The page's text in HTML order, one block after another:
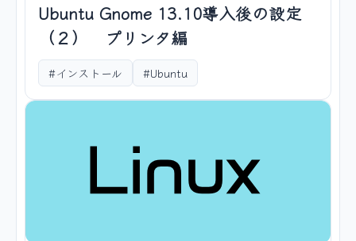
Ubuntu Gnome 13.10導入後の設定
（２） プリンタ編
#インストール #Ubuntu